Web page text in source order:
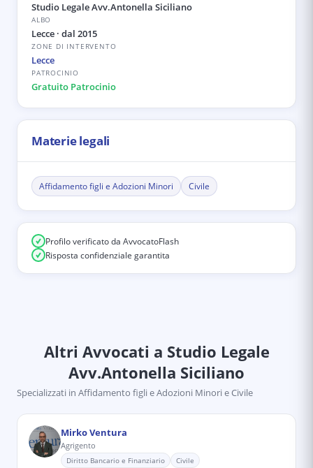
Studio Legale Avv.Antonella Siciliano
ALBO
Lecce · dal 2015
ZONE DI INTERVENTO
Lecce
PATROCINIO
Gratuito Patrocinio
Materie legali
Affidamento figli e Adozioni Minori Civile
Profilo verificato da AvvocatoFlash
Risposta confidenziale garantita
Altri Avvocati a Studio Legale
Avv.Antonella Siciliano
Specializzati in Affidamento figli e Adozioni Minori e Civile
Mirko Ventura
Agrigento
Diritto Bancario e Finanziario Civile